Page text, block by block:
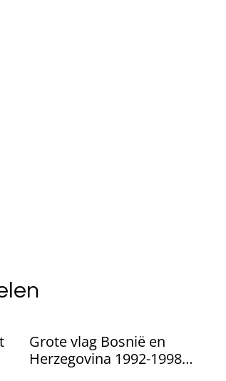
Grote vlag Bosnië en
Herzegovina 1992-1998